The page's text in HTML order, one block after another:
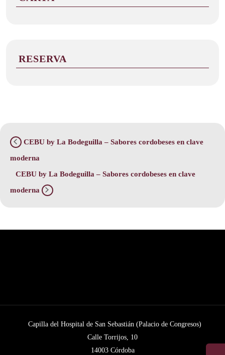
RESERVA
CEBU by La Bodeguilla – Sabores cordobeses en clave
moderna
CEBU by La Bodeguilla – Sabores cordobeses en clave
moderna
Capilla del Hospital de San Sebastián (Palacio de Congresos)
Calle Torrijos, 10
14003 Córdoba